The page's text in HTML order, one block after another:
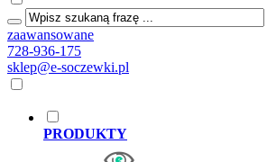
zaawansowane
728-936-175
sklep@e-soczewki.pl
PRODUKTY